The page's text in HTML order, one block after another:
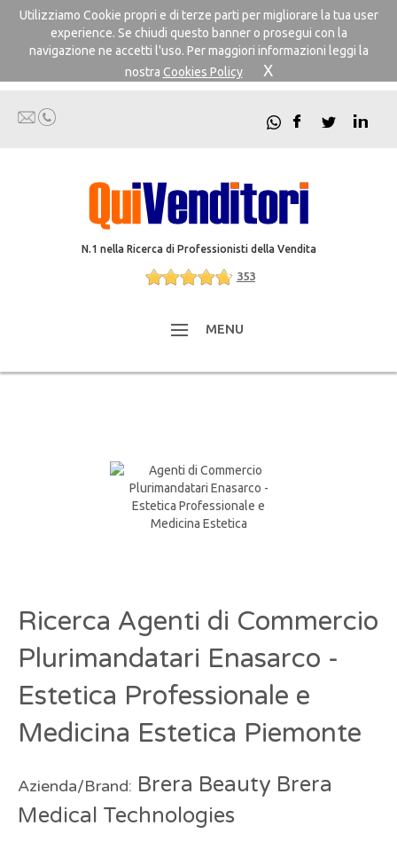
Utilizziamo Cookie propri e di terze parti per migliorare la tua user
experience. Se chiudi questo banner o prosegui con la
navigazione ne accetti l'uso. Per maggiori informazioni leggi la
nostra Cookies Policy X
N.1 nella Ricerca di Professionisti della Vendita
353
MENU
Ricerca Agenti di Commercio
Plurimandatari Enasarco -
Estetica Professionale e
Medicina Estetica Piemonte
Azienda/Brand: Brera Beauty Brera
Medical Technologies